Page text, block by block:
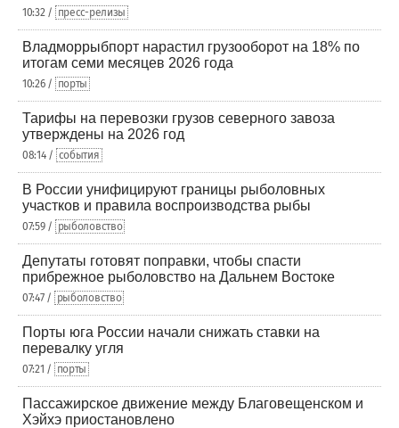
10:32 / пресс-релизы
Владморрыбпорт нарастил грузооборот на 18% по
итогам семи месяцев 2026 года
10:26 / порты
Тарифы на перевозки грузов северного завоза
утверждены на 2026 год
08:14 / события
В России унифицируют границы рыболовных
участков и правила воспроизводства рыбы
07:59 / рыболовство
Депутаты готовят поправки, чтобы спасти
прибрежное рыболовство на Дальнем Востоке
07:47 / рыболовство
Порты юга России начали снижать ставки на
перевалку угля
07:21 / порты
Пассажирское движение между Благовещенском и
Хэйхэ приостановлено